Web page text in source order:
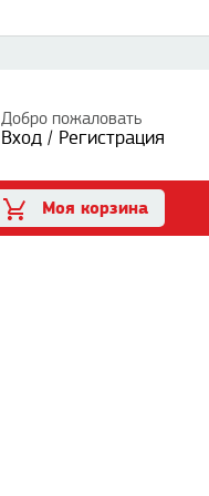
Добро пожаловать
Вход / Регистрация
Моя корзина